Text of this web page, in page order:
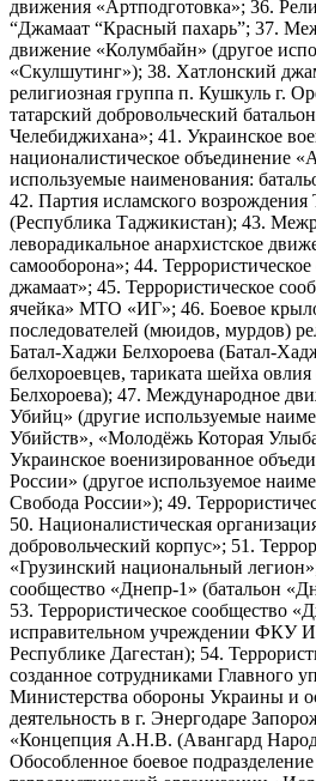
движения «Артподготовка»; 36.
“Джамаат “Красный пахарь”; 37.
движение «Колумбайн» (другое
«Скулшутинг»); 38. Хатлонский
религиозная группа п. Кушкуль г.
татарский добровольческий
Челебиджихана»; 41. Украинское
националистическое объединение
используемые наименования:
42. Партия исламского возрождения
(Республика Таджикистан); 43.
леворадикальное анархистское
самооборона»; 44.
джамаат»; 45. Террористическое
ячейка» МТО «ИГ»; 46. Боевое
последователей (мюидов, мурдов)
Батал-Хаджи Белхороева (Батал-
белхороевцев, тариката шейха
Белхороева); 47. Международное
Убийц» (другие используемые
Убийств», «Молодёжь Которая
Украинское военизированное
России» (другое используемое
Свобода России»); 49.
50. Националистическая
добровольческий корпус»; 51.
«Грузинский национальный
сообщество «Днепр-1» (батальон
53. Террористическое сообщество
исправительном учреждении
Республике Дагестан); 54.
созданное сотрудниками Главного
Министерства обороны Украины и
деятельность в г. Энергодаре
«Концепция А.Н.В. (Авангард
Обособленное боевое